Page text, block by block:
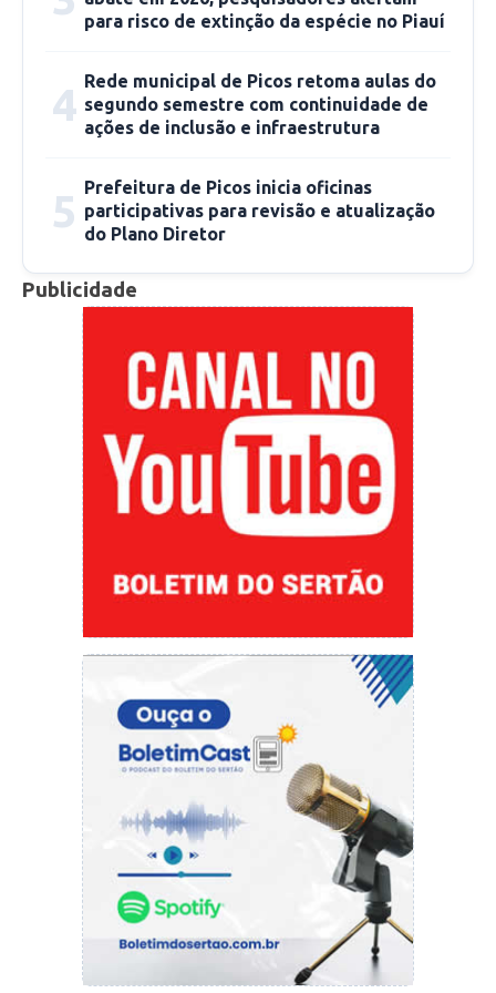
atendimento urgente no Hospital Regional.
“Sabemos que o direito é de quem está indo
para o Hospital Regional (fazendo o contorno
na rotatória), pois muitas vezes fica interditado
e atrapalha o acesso das pessoas; gostaria que
o DNIT desse uma resposta à nossa casa e
estaremos cobrando que o órgão tome essas
providencias rapidamente”, frisou.
Dedé Monteiro destacou que há a necessidade
de mais organização naquele trecho uma vez
que milhares de pessoas trafegam por ali todo
dia. “Estamos lidando com vidas”, destacou.
para risco de extinção da espécie no Piauí
4 Rede municipal de Picos retoma aulas do
segundo semestre com continuidade de
ações de inclusão e infraestrutura
5 Prefeitura de Picos inicia oficinas
participativas para revisão e atualização
do Plano Diretor
Publicidade